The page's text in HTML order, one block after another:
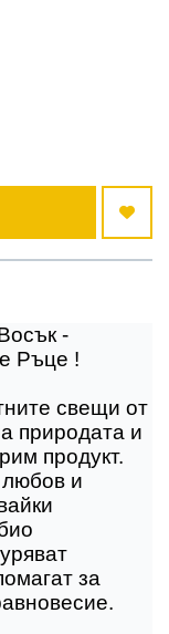
-
Ръце !
свещи от
природата и
продукт.
и
за